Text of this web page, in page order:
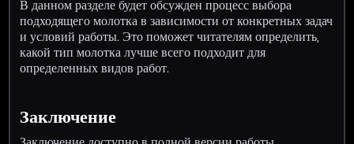
В данном разделе будет обсужден процесс выбора
подходящего молотка в зависимости от конкретных задач
и условий работы. Это поможет читателям определить,
какой тип молотка лучше всего подходит для
определенных видов работ.
Заключение